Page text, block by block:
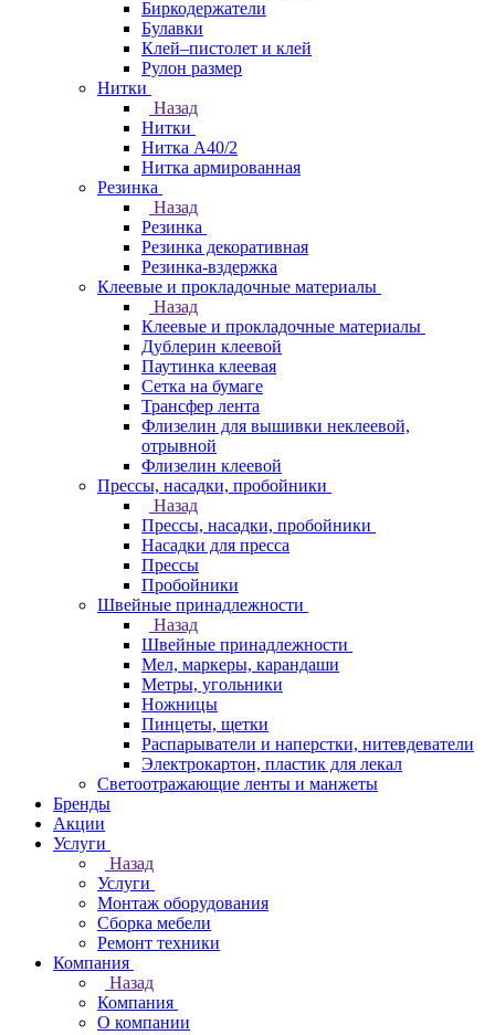
Биркодержатели
Булавки
Клей–пистолет и клей
Рулон размер
Нитки
Назад
Нитки
Нитка А40/2
Нитка армированная
Резинка
Назад
Резинка
Резинка декоративная
Резинка-вздержка
Клеевые и прокладочные материалы
Назад
Клеевые и прокладочные материалы
Дублерин клеевой
Паутинка клеевая
Сетка на бумаге
Трансфер лента
Флизелин для вышивки неклеевой,
отрывной
Флизелин клеевой
Прессы, насадки, пробойники
Назад
Прессы, насадки, пробойники
Насадки для пресса
Прессы
Пробойники
Швейные принадлежности
Назад
Швейные принадлежности
Мел, маркеры, карандаши
Метры, угольники
Ножницы
Пинцеты, щетки
Распарыватели и наперстки, нитевдеватели
Электрокартон, пластик для лекал
Светоотражающие ленты и манжеты
Бренды
Акции
Услуги
Назад
Услуги
Монтаж оборудования
Сборка мебели
Ремонт техники
Компания
Назад
Компания
О компании